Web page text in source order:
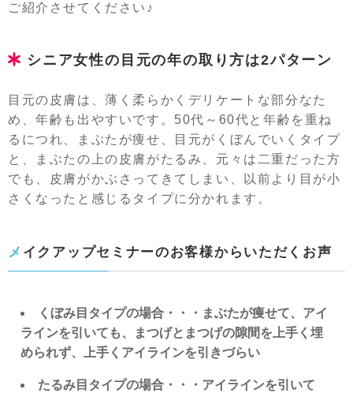
ご紹介させてください♪
シニア女性の目元の年の取り方は2パターン
目元の皮膚は、薄く柔らかくデリケートな部分なた
め、年齢も出やすいです。50代～60代と年齢を重ね
るにつれ、まぶたが痩せ、目元がくぼんでいくタイプ
と、まぶたの上の皮膚がたるみ、元々は二重だった方
でも、皮膚がかぶさってきてしまい、以前より目が小
さくなったと感じるタイプに分かれます。
メイクアップセミナーのお客様からいただくお声
くぼみ目タイプの場合・・・まぶたが痩せて、アイ
ラインを引いても、まつげとまつげの隙間を上手く埋
められず、上手くアイラインを引きづらい
たるみ目タイプの場合・・・アイラインを引いて